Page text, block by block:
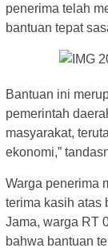
penerima telah
bantuan tepat
Bantuan ini
pemerintah
masyarakat,
ekonomi,”
Warga penerima
terima kasih atas
Jama, warga RT
bahwa bantuan